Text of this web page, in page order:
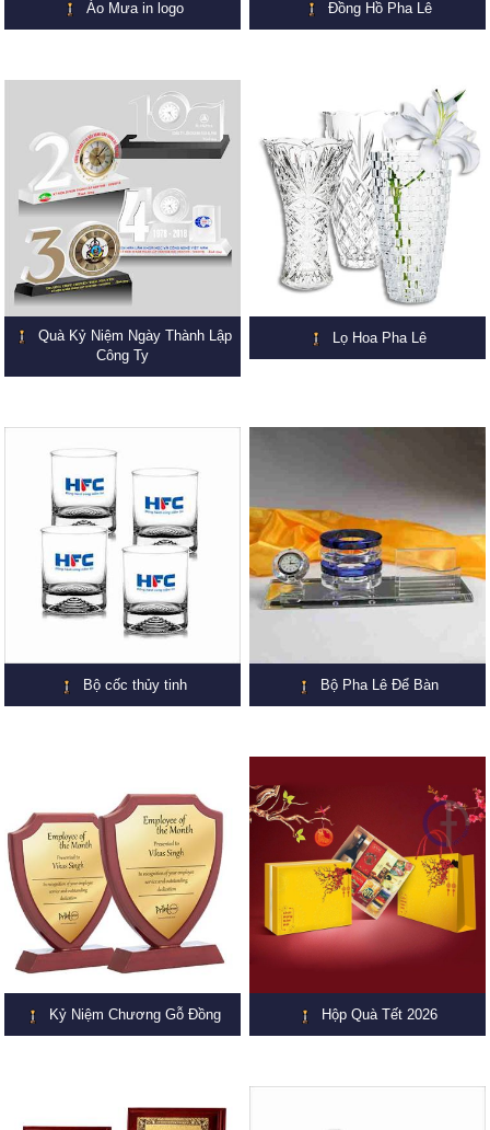
Áo Mưa in logo Đồng Hồ Pha Lê
Quà Kỷ Niệm Ngày Thành Lập
Công Ty
Lọ Hoa Pha Lê
Bộ cốc thủy tinh Bộ Pha Lê Để Bàn
Kỷ Niệm Chương Gỗ Đồng Hộp Quà Tết 2026